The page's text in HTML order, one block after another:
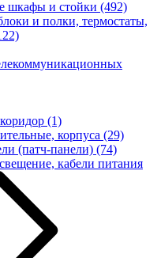
шкафы и стойки (492)
и полки, термостаты,
(1)
корпуса (29)
(патч-панели) (74)
кабели питания